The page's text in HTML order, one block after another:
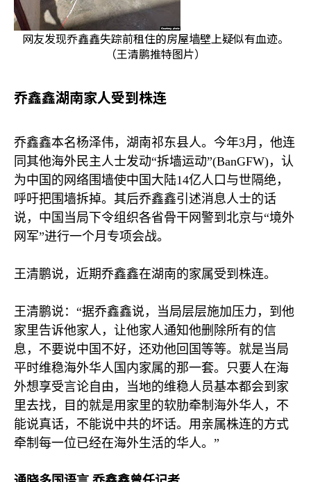
网友发现乔鑫鑫失踪前租住的房屋墙壁上疑似有血迹。
（王清鹏推特图片）
乔鑫鑫湖南家人受到株连
乔鑫鑫本名杨泽伟，湖南祁东县人。今年3月，他连
同其他海外民主人士发动“拆墙运动”(BanGFW)，认
为中国的网络围墙使中国大陆14亿人口与世隔绝，
呼吁把围墙拆掉。其后乔鑫鑫引述消息人士的话
说，中国当局下令组织各省骨干网警到北京与“境外
网军”进行一个月专项会战。
王清鹏说，近期乔鑫鑫在湖南的家属受到株连。
王清鹏说：“据乔鑫鑫说，当局层层施加压力，到他
家里告诉他家人，让他家人通知他删除所有的信
息，不要说中国不好，还劝他回国等等。就是当局
平时维稳海外华人国内家属的那一套。只要人在海
外想享受言论自由，当地的维稳人员基本都会到家
里去找，目的就是用家里的软肋牵制海外华人，不
能说真话，不能说中共的坏话。用亲属株连的方式
牵制每一位已经在海外生活的华人。”